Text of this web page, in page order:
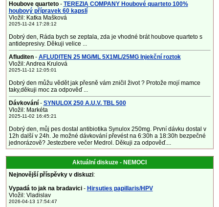
Houbove quarteto- TEREZIA COMPANY Houbové quarteto 100%
houbový přípravek 60 kapslí
Vložil: Katka Mašková
2025-11-24 17:28:12
Dobrý den, Ráda bych se zeptala, zda je vhodné brát houbove quarteto s
antidepresivy. Děkuji velice ...
Afluditen- AFLUDITEN 25 MG/ML 5X1ML/25MG Injekční roztok
Vložil: Andrea Krulová
2025-11-12 12:05:01
Dobrý den můžu vědět jak přesně vám zničil život ? Protože mojí mamce
taky,děkuji moc za odpověď ...
Dávkování - SYNULOX 250 A.U.V. TBL 500
Vložil: Markéta
2025-11-02 16:45:21
Dobrý den, můj pes dostal antibiotika Synulox 250mg. První dávku dostal v
12h další v 24h. Je možné dávkování převést na 6:30h a 18:30h bezpečné
jednorázově? Jestezbere večer Medrol. Děkuji za odpověď....
Aktuální diskuze - NEMOCI
Nejnovější příspěvky v diskuzi:
Vypadá to jak na bradavici - Hirsuties papillaris/HPV
Vložil: Vladislav
2026-04-13 17:54:47